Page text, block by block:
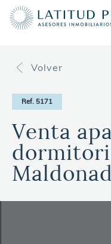
Volver
Ref. 5171
Venta